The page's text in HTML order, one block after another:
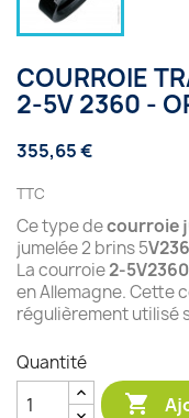
COURROIE
2-5V 2360 -
355,65 €
TTC
Ce type decourroie
jumelée 2 brins 5
La courroie2-5V2360
en Allemagne. Cette
régulièrement utilisé
Quantité
